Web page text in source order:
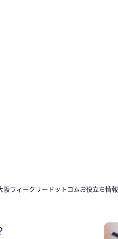
阪ウィークリードットコムお役立ち情報